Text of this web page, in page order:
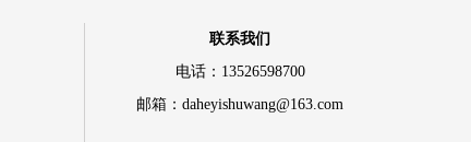
联系我们
电话：13526598700
邮箱：daheyishuwang@163.com